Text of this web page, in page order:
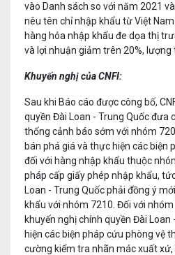
vào Danh sách so với năm 2021
nêu tên chỉ nhập khẩu từ Việt
hàng hóa nhập khẩu đe dọa thị
và lợi nhuận giảm trên 20%, lượng
Khuyến nghị của CNFI:
Sau khi Báo cáo được công bố,
quyền Đài Loan - Trung Quốc đưa
thống cảnh báo sớm với nhóm
bán phá giá và thực hiện các biện
đối với hàng nhập khẩu thuộc
pháp cấp giấy phép nhập khẩu,
Loan - Trung Quốc phải đồng ý
khẩu với nhóm 7210. Đối với nhóm
khuyến nghị chính quyền Đài
hiện các biện pháp cứu phòng vệ
cường kiểm tra nhãn mác xuất